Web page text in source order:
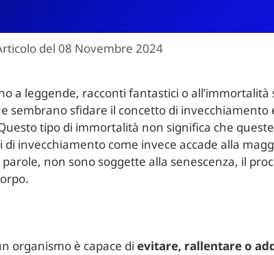
del 08 Novembre 2024
a leggende, racconti fantastici o
sembrano sfidare il concetto di invecchiamento
tipo di immortalità non significa che
invecchiamento come invece accade alla
non sono soggette alla senescenza, il
organismo è capace dievitare, rallentare o